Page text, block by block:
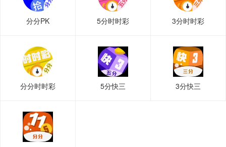
分分PK 5分时时彩 3分时时彩
分分时时彩 5分快三 3分快三